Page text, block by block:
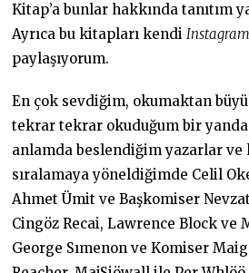
Kitap’a bunlar hakkında tanıtım
Ayrıca bu kitapları kendiInstagram
paylaşıyorum.
En çok sevdiğim, okumaktan
tekrar tekrar okuduğum bir
anlamda beslendiğim yazarlar ve
sıralamaya yöneldiğimde Celil
Ahmet Ümit ve Başkomiser
Cingöz Recai, Lawrence Block ve
George Sımenon ve Komiser